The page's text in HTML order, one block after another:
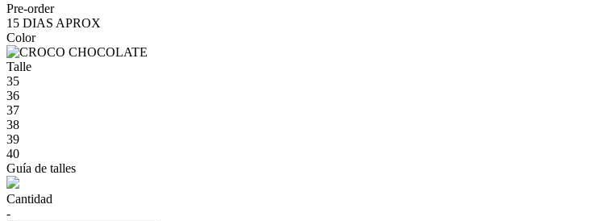
Pre-order
15 DIAS APROX
Color
Talle
35
36
37
38
39
40
Guía de talles
Cantidad
-